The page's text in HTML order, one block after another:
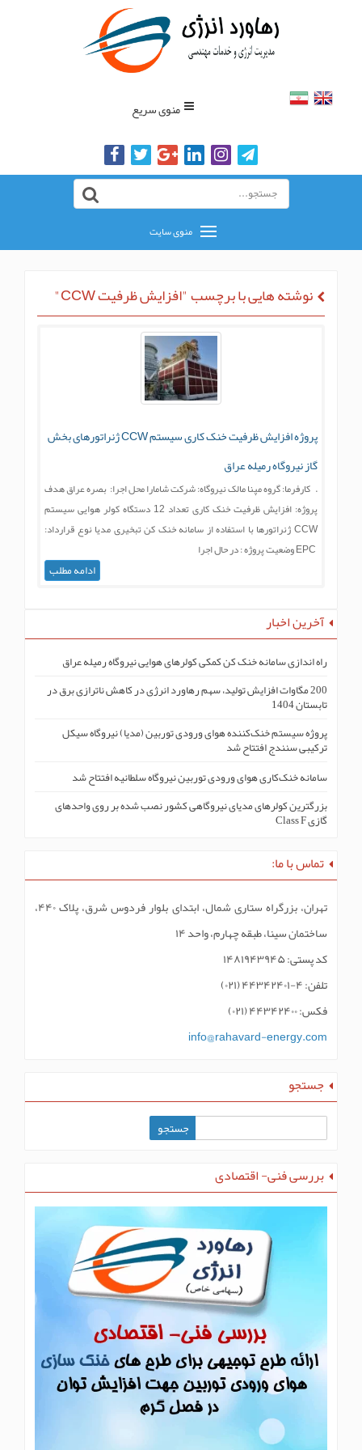
منوی سریع
منوی سایت
نوشته هایی با برچسب "افزایش ظرفیت CCW"
پروژه افزایش ظرفیت خنک کاری سیستم CCW ژنراتورهای بخش
گاز نیروگاه رمیله عراق
. کارفرما: گروه مپنا مالک نیروگاه: شرکت شامارا محل اجرا: بصره عراق هدف
پروژه: افزایش ظرفیت خنک کاری تعداد 12 دستگاه کولر هوایی سیستم
CCW ژنراتورها با استفاده از سامانه خنک کن تبخیری مدیا نوع قرارداد:
ادامه مطلب
آخرین اخبار
راه اندازی سامانه خنک کن کمکی کولرهای هوایی نیروگاه رمیله عراق
200 مگاوات افزایش تولید، سهم رهاورد انرژی در کاهش ناترازی برق در
تابستان 1404
پروژه سیستم خنک‌کنندە هوای ورودی توربین (مدیا) نیروگاه سیکل
ترکیبی سنندج افتتاح شد
سامانه خنک‌کاری هوای ورودی توربین نیروگاه سلطانیه افتتاح شد
بزرگترین کولرهای مدیای نیروگاهی کشور نصب شده بر روی واحدهای
گازی Class F
تماس با ما:
تهران، بزرگراه ستاری شمال، ابتدای بلوار فردوس شرق، پلاک ۴۴۰،
ساختمان سینا، طبقه چهارم، واحد ۱۴
کد پستی: ۱۴۸۱۹۴۳۹۴۵
تلفن: ۴-۴۴۳۴۲۴۰۱ (۰۲۱)
فکس: ۴۴۳۴۲۴۰۰ (۰۲۱)
info@rahavard-energy.com
جستجو
بررسی فنی- اقتصادی